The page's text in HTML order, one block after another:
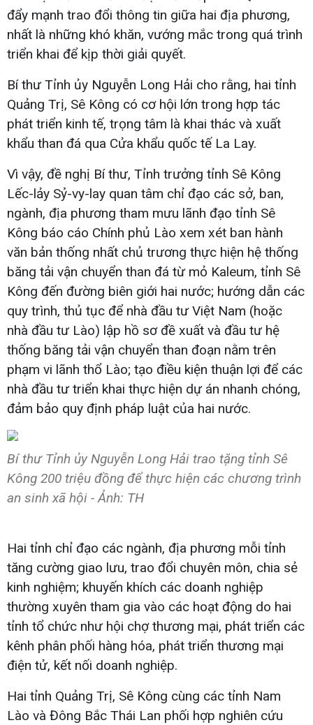
đẩy mạnh trao đổi thông tin giữa hai địa phương,
nhất là những khó khăn, vướng mắc trong quá trình
triển khai để kịp thời giải quyết.
Bí thư Tỉnh ủy Nguyễn Long Hải cho rằng, hai tỉnh
Quảng Trị, Sê Kông có cơ hội lớn trong hợp tác
phát triển kinh tế, trọng tâm là khai thác và xuất
khẩu than đá qua Cửa khẩu quốc tế La Lay.
Vì vậy, đề nghị Bí thư, Tỉnh trưởng tỉnh Sê Kông
Lếc-lảy Sỷ-vy-lay quan tâm chỉ đạo các sở, ban,
ngành, địa phương tham mưu lãnh đạo tỉnh Sê
Kông báo cáo Chính phủ Lào xem xét ban hành
văn bản thống nhất chủ trương thực hiện hệ thống
băng tải vận chuyển than đá từ mỏ Kaleum, tỉnh Sê
Kông đến đường biên giới hai nước; hướng dẫn các
quy trình, thủ tục để nhà đầu tư Việt Nam (hoặc
nhà đầu tư Lào) lập hồ sơ đề xuất và đầu tư hệ
thống băng tải vận chuyển than đoạn nằm trên
phạm vi lãnh thổ Lào; tạo điều kiện thuận lợi để các
nhà đầu tư triển khai thực hiện dự án nhanh chóng,
đảm bảo quy định pháp luật của hai nước.
Bí thư Tỉnh ủy Nguyễn Long Hải trao tặng tỉnh Sê
Kông 200 triệu đồng để thực hiện các chương trình
an sinh xã hội - Ảnh: TH
Hai tỉnh chỉ đạo các ngành, địa phương mỗi tỉnh
tăng cường giao lưu, trao đổi chuyên môn, chia sẻ
kinh nghiệm; khuyến khích các doanh nghiệp
thường xuyên tham gia vào các hoạt động do hai
tỉnh tổ chức như hội chợ thương mại, phát triển các
kênh phân phối hàng hóa, phát triển thương mại
điện tử, kết nối doanh nghiệp.
Hai tỉnh Quảng Trị, Sê Kông cùng các tỉnh Nam
Lào và Đông Bắc Thái Lan phối hợp nghiên cứu